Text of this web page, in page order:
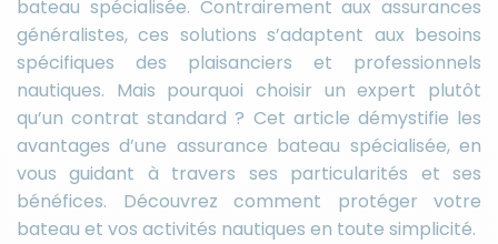
bateau spécialisée. Contrairement aux assurances
généralistes, ces solutions s’adaptent aux besoins
spécifiques des plaisanciers et professionnels
nautiques. Mais pourquoi choisir un expert plutôt
qu’un contrat standard ? Cet article démystifie les
avantages d’une assurance bateau spécialisée, en
vous guidant à travers ses particularités et ses
bénéfices. Découvrez comment protéger votre
bateau et vos activités nautiques en toute simplicité.